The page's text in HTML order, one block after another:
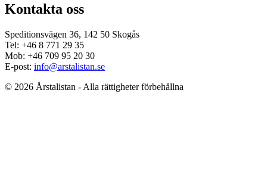
Kontakta oss
Speditionsvägen 36, 142 50 Skogås
Tel: +46 8 771 29 35
Mob: +46 709 95 20 30
E-post: info@arstalistan.se
© 2026 Årstalistan - Alla rättigheter förbehållna